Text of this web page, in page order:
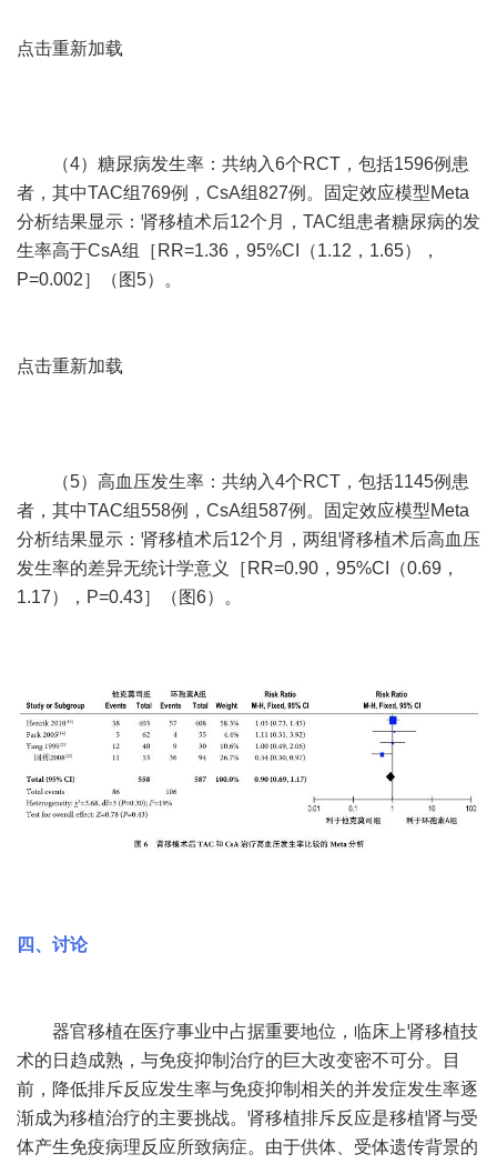
点击重新加载
（4）糖尿病发生率：共纳入6个RCT，包括1596例患
者，其中TAC组769例，CsA组827例。固定效应模型Meta
分析结果显示：肾移植术后12个月，TAC组患者糖尿病的发
生率高于CsA组［RR=1.36，95%CI（1.12，1.65），
P=0.002］（图5）。
点击重新加载
（5）高血压发生率：共纳入4个RCT，包括1145例患
者，其中TAC组558例，CsA组587例。固定效应模型Meta
分析结果显示：肾移植术后12个月，两组肾移植术后高血压
发生率的差异无统计学意义［RR=0.90，95%CI（0.69，
1.17），P=0.43］（图6）。
四、讨论
器官移植在医疗事业中占据重要地位，临床上肾移植技
术的日趋成熟，与免疫抑制治疗的巨大改变密不可分。目
前，降低排斥反应发生率与免疫抑制相关的并发症发生率逐
渐成为移植治疗的主要挑战。肾移植排斥反应是移植肾与受
体产生免疫病理反应所致病症。由于供体、受体遗传背景的